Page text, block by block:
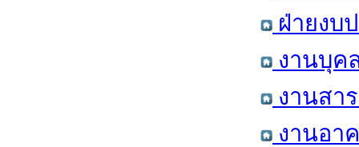
ฝ่ายงบ
งานบุค
งานสา
งานอา